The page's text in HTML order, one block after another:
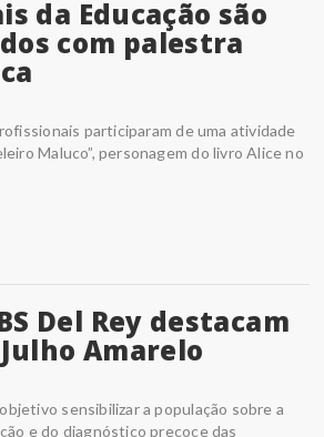
da Educação são
com palestra
participaram de uma atividade
Maluco”, personagem do livro Alice no
Del Rey destacam
Amarelo
sensibilizar a população sobre a
e do diagnóstico precoce das